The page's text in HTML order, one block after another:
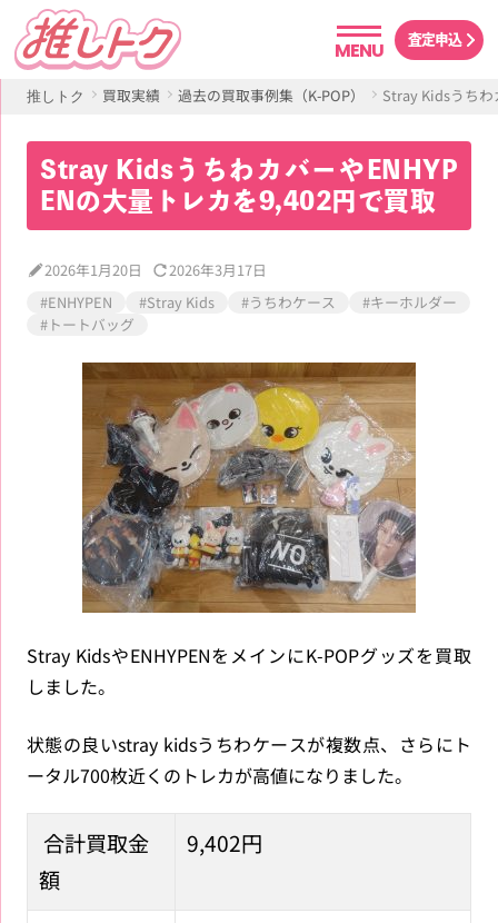
MENU
査定申込
推しトク 買取実績 過去の買取事例集（K-POP） Stray Kidsうちわ
Stray KidsうちわカバーやENHYP
ENの大量トレカを9,402円で買取
2026年1月20日
2026年3月17日
#ENHYPEN
#Stray Kids #うちわケース
#キーホルダー
#トートバッグ
Stray KidsやENHYPENをメインにK-POPグッズを買取
しました。
状態の良いstray kidsうちわケースが複数点、さらにト
ータル700枚近くのトレカが高値になりました。
合計買取金
額
9,402円